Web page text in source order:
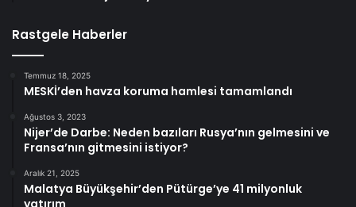
Rastgele Haberler
Temmuz 18, 2025
MESKİ’den havza koruma hamlesi tamamlandı
Ağustos 3, 2023
Nijer’de Darbe: Neden bazıları Rusya’nın gelmesini ve
Fransa’nın gitmesini istiyor?
Aralık 21, 2025
Malatya Büyükşehir’den Pütürge’ye 41 milyonluk
yatırım